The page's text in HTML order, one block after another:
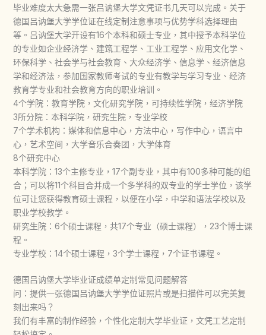
毕业难度太大急需一张吕讷堡大学文凭证书几天可以完成。关于
德国吕讷堡大学学位证在线定制注意事项与优势学科选择理由
等。吕讷堡大学开设有16个本科和硕士专业，其中授予本科学位
的专业如企业经济学、建筑工程学、工业工程学、应用文化学、
环保科学、社会学与社会教育、大众经济学、信息学、经济信息
学和经济法，参加国家教师考试的专业有教学与学习专业、经济
教育学专业和社会教育方向的职业培训。
4个学院：教育学院，文化研究学院，可持续性学院，经济学院
3所分院：本科学院，研究生院，专业学校
7个学术机构：媒体和信息中心，方法中心，写作中心，语言中
心，艺术空间，大学音乐合奏团，大学体育
8个研究中心
本科学院：13个主修专业，17个副专业，其中有100多种可能的组
合；可以将11个科目合并成一个多学科的双专业的学士学位，该学
位可让您获得教育硕士课程，以便在小学，中学和语法学校以及
职业学校教学。
研究生院：6个硕士课程，共17个专业（硕士课程），23个博士课
程。
专业学校：14个硕士课程，3个学士课程，7个证书课程。
德国吕讷堡大学毕业证成绩单定制常见问题解答
问：提供一张德国吕讷堡大学学位证照片或是扫描件可以完美复
刻出来吗？
我们有丰富的制作经验，个性化定制大学毕业证，文凭工艺定制